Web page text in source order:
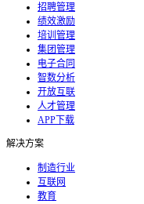
招聘管理
绩效激励
培训管理
集团管理
电子合同
智数分析
开放互联
人才管理
APP下载
解决方案
制造行业
互联网
教育